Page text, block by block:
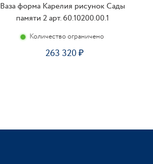
Ваза форма Карелия рисунок Сады
памяти 2 арт. 60.10200.00.1
Количество ограничено
263 320